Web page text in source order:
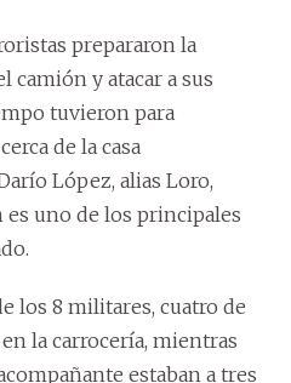
prepararon la
camión y atacar a sus
tuvieron para
de la casa
López, alias Loro,
es uno de los principales
los 8 militares, cuatro de
la carrocería, mientras
estaban a tres